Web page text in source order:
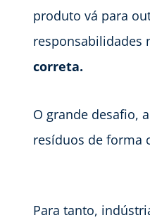
produto vá para
responsabilidades
correta.
O grande desafio,
resíduos de forma
Para tanto,